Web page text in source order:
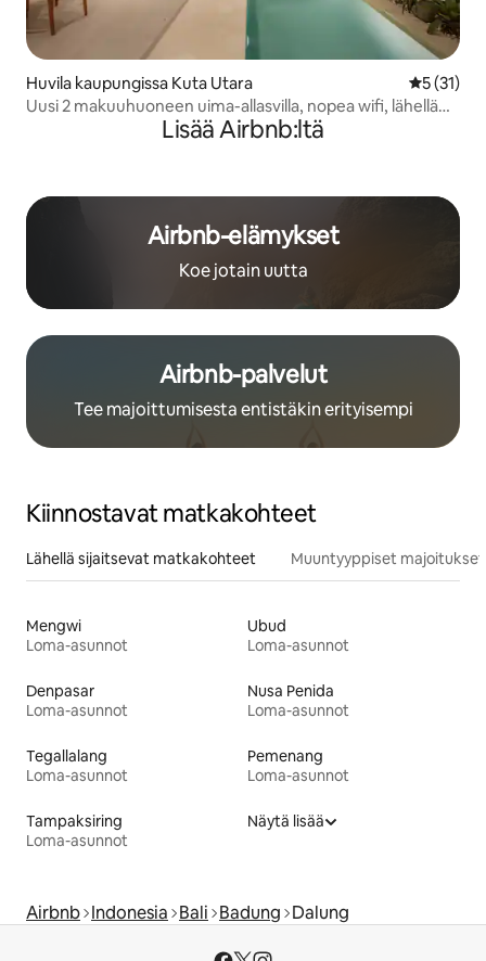
Huvila kaupungissa Kuta Utara
5 (31)
Uusi 2 makuuhuoneen uima-allasvilla, nopea wifi, lähellä
Lisää Airbnb:ltä
Airbnb-elämykset
Koe jotain uutta
Airbnb-palvelut
Tee majoittumisesta entistäkin erityisempi
Kiinnostavat matkakohteet
Lähellä sijaitsevat matkakohteet Muuntyyppiset majoitukset
Mengwi
Loma-asunnot
Ubud
Loma-asunnot
Denpasar
Loma-asunnot
Nusa Penida
Loma-asunnot
Tegallalang
Loma-asunnot
Pemenang
Loma-asunnot
Tampaksiring
Loma-asunnot
Näytä lisää
Airbnb Indonesia Bali Badung Dalung